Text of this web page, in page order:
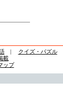
|
クイズ・パズル
載
ップ